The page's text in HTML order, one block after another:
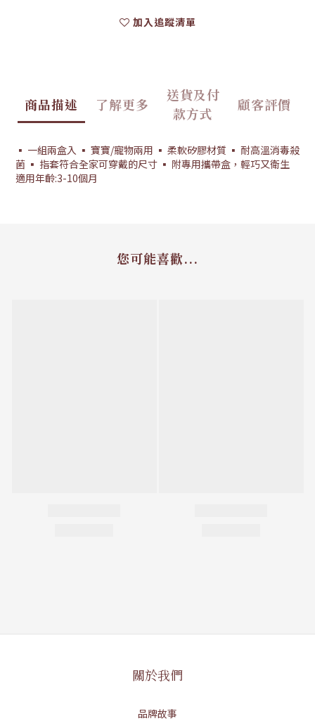
加入追蹤清單
商品描述 了解更多
送貨及付
款方式
顧客評價
▪ 一組兩盒入 ▪ 寶寶/寵物兩用 ▪ 柔軟矽膠材質 ▪ 耐高溫消毒殺
菌 ▪ 指套符合全家可穿戴的尺寸 ▪ 附專用攜帶盒，輕巧又衛生
適用年齡:3-10個月
您可能喜歡...
關於我們
品牌故事